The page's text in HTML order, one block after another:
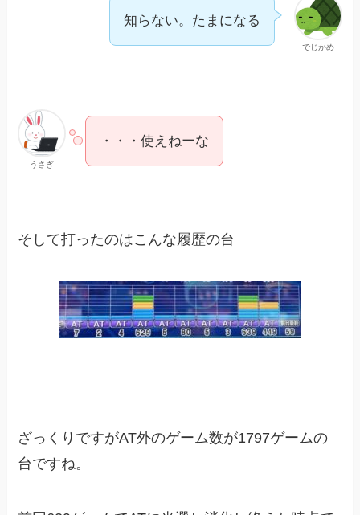
でじかめ
知らない。たまになる
うさぎ
・・・使えねーな
そして打ったのはこんな履歴の台
ざっくりですがAT外のゲーム数が1797ゲームの
台ですね。